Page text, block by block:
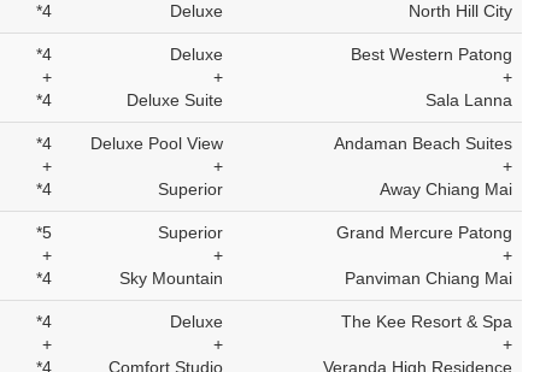
North Hill City
Deluxe
4*
Best Western Patong
+
Sala Lanna
Deluxe
+
Deluxe Suite
4*
+
4*
Andaman Beach Suites
+
Away Chiang Mai
Deluxe Pool View
+
Superior
4*
+
4*
Grand Mercure Patong
+
Panviman Chiang Mai
Superior
+
Sky Mountain
5*
+
4*
The Kee Resort & Spa
+
Veranda High Residence
Deluxe
+
Comfort Studio
4*
+
4*